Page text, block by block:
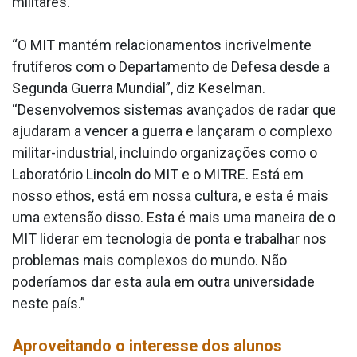
“O MIT mantém relacionamentos incrivelmente
frutíferos com o Departamento de Defesa desde a
Segunda Guerra Mundial”, diz Keselman.
“Desenvolvemos sistemas avançados de radar que
ajudaram a vencer a guerra e lançaram o complexo
militar-industrial, incluindo organizações como o
Laboratório Lincoln do MIT e o MITRE. Está em
nosso ethos, está em nossa cultura, e esta é mais
uma extensão disso. Esta é mais uma maneira de o
MIT liderar em tecnologia de ponta e trabalhar nos
problemas mais complexos do mundo. Não
poderíamos dar esta aula em outra universidade
neste país.”
Aproveitando o interesse dos alunos